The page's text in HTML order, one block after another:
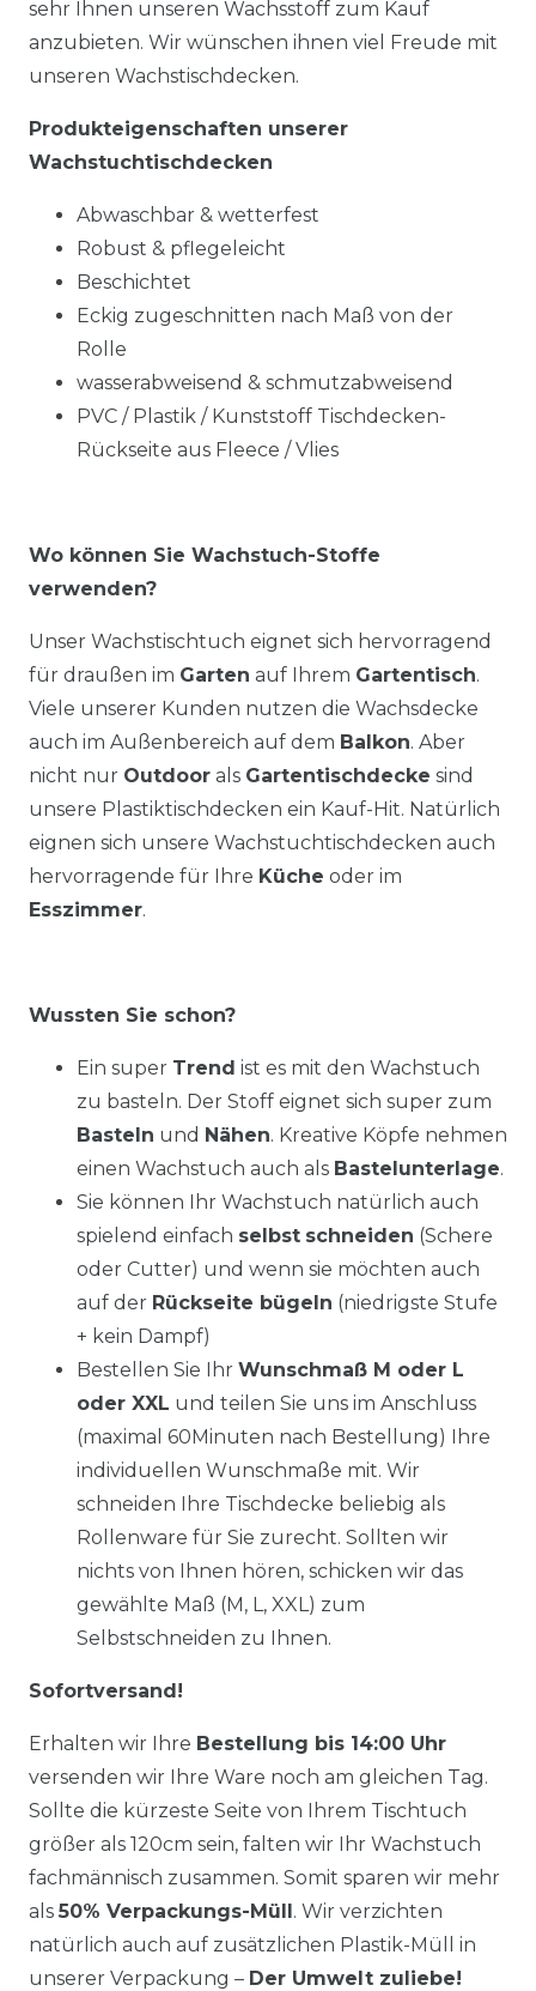
sehr Ihnen unseren Wachsstoff zum Kauf
anzubieten. Wir wünschen ihnen viel Freude mit
unseren Wachstischdecken.
Produkteigenschaften unserer
Wachstuchtischdecken
Abwaschbar & wetterfest
Robust & pflegeleicht
Beschichtet
Eckig zugeschnitten nach Maß von der
Rolle
wasserabweisend & schmutzabweisend
PVC / Plastik / Kunststoff Tischdecken-
Rückseite aus Fleece / Vlies
Wo können Sie Wachstuch-Stoffe
verwenden?
Unser Wachstischtuch eignet sich hervorragend
für draußen im Garten auf Ihrem Gartentisch.
Viele unserer Kunden nutzen die Wachsdecke
auch im Außenbereich auf dem Balkon. Aber
nicht nur Outdoor als Gartentischdecke sind
unsere Plastiktischdecken ein Kauf-Hit. Natürlich
eignen sich unsere Wachstuchtischdecken auch
hervorragende für Ihre Küche oder im
Esszimmer.
Wussten Sie schon?
Ein super Trend ist es mit den Wachstuch
zu basteln. Der Stoff eignet sich super zum
Basteln und Nähen. Kreative Köpfe nehmen
einen Wachstuch auch als Bastelunterlage.
Sie können Ihr Wachstuch natürlich auch
spielend einfach selbst schneiden (Schere
oder Cutter) und wenn sie möchten auch
auf der Rückseite bügeln (niedrigste Stufe
+ kein Dampf)
Bestellen Sie Ihr Wunschmaß M oder L
oder XXL und teilen Sie uns im Anschluss
(maximal 60Minuten nach Bestellung) Ihre
individuellen Wunschmaße mit. Wir
schneiden Ihre Tischdecke beliebig als
Rollenware für Sie zurecht. Sollten wir
nichts von Ihnen hören, schicken wir das
gewählte Maß (M, L, XXL) zum
Selbstschneiden zu Ihnen.
Sofortversand!
Erhalten wir Ihre Bestellung bis 14:00 Uhr
versenden wir Ihre Ware noch am gleichen Tag.
Sollte die kürzeste Seite von Ihrem Tischtuch
größer als 120cm sein, falten wir Ihr Wachstuch
fachmännisch zusammen. Somit sparen wir mehr
als 50% Verpackungs-Müll. Wir verzichten
natürlich auch auf zusätzlichen Plastik-Müll in
unserer Verpackung – Der Umwelt zuliebe!